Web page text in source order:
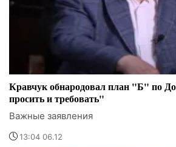
Кравчук обнародовал план "Б" по
просить и требовать"
Важные заявления
13:04 06.12